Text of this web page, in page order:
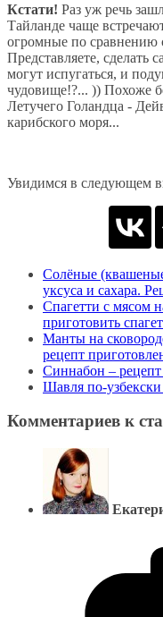
Кстати! Раз уж речь
Тайланде чаще
огромные по сравнению
Представляете, сделать
могут испугаться, и
чудовище!?... )) Похоже
Летучего Голандца -
карибского моря...
Увидимся в следующем
Солёные
уксуса и сахара.
Спагетти с мясом
приготовить
Манты на
рецепт
Синнабон –
Шавля по-узбекски
Комментариев к